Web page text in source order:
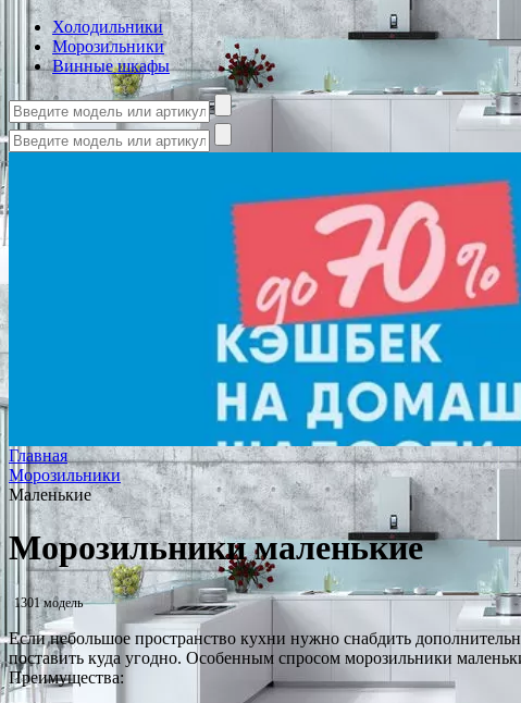
Холодильники
Морозильники
Винные шкафы
Главная
Морозильники
Маленькие
Морозильники маленькие
1301 модель
Если небольшое пространство кухни нужно снабдить
поставить куда угодно. Особенным спросом морозильники
Преимущества: